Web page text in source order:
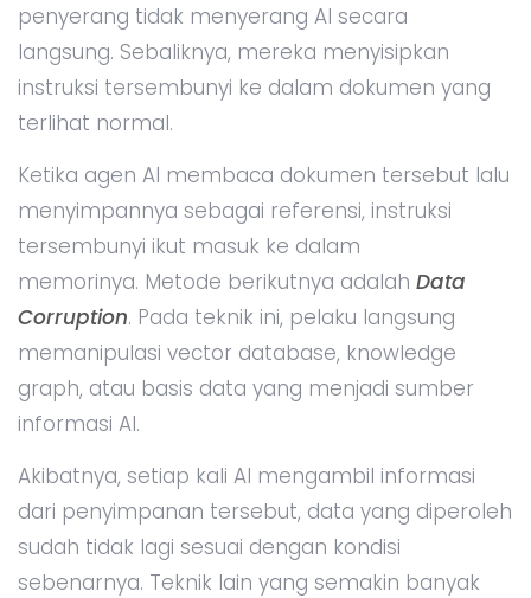
penyerang tidak menyerang AI secara
langsung. Sebaliknya, mereka menyisipkan
instruksi tersembunyi ke dalam dokumen yang
terlihat normal.
Ketika agen AI membaca dokumen tersebut lalu
menyimpannya sebagai referensi, instruksi
tersembunyi ikut masuk ke dalam
memorinya. Metode berikutnya adalah Data
Corruption. Pada teknik ini, pelaku langsung
memanipulasi vector database, knowledge
graph, atau basis data yang menjadi sumber
informasi AI.
Akibatnya, setiap kali AI mengambil informasi
dari penyimpanan tersebut, data yang diperoleh
sudah tidak lagi sesuai dengan kondisi
sebenarnya. Teknik lain yang semakin banyak